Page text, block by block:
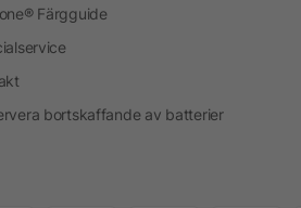
Färgguide
bortskaffande av batterier